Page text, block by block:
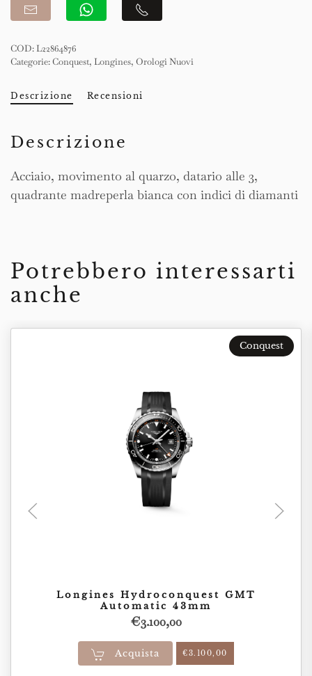
COD:L22864876
Categorie:Conquest, Longines, Orologi Nuovi
Descrizione Recensioni
Descrizione
Acciaio, movimento al quarzo, datario alle 3,
quadrante madreperla bianca con indici di diamanti
Potrebbero interessarti
anche
Longines Hydroconquest GMT
Automatic 43mm
€3.100,00
Acquista €3.100,00
Conquest